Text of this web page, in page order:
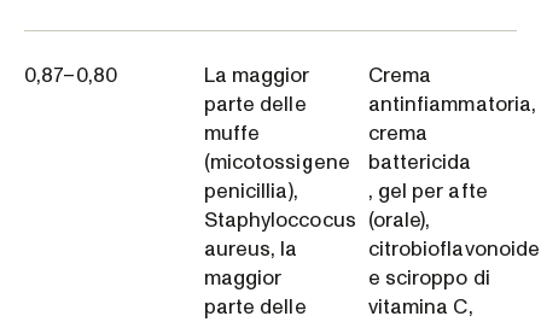
0,87–0,80
La maggior
parte delle
muffe
(micotossigene
penicillia),
Staphyloccocus
aureus, la
maggior
parte delle
Crema
antinfiammatoria,
crema
battericida
, gel per afte
(orale),
citrobioflavonoide
e sciroppo di
vitamina C,